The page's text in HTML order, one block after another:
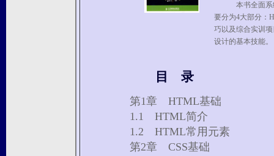
本书全面系统
要分为4大部分：
巧以及综合实训
设计的基本技能。
目 录
第1章 HTML基础
1.1 HTML简介
1.2 HTML常用元素
第2章 CSS基础